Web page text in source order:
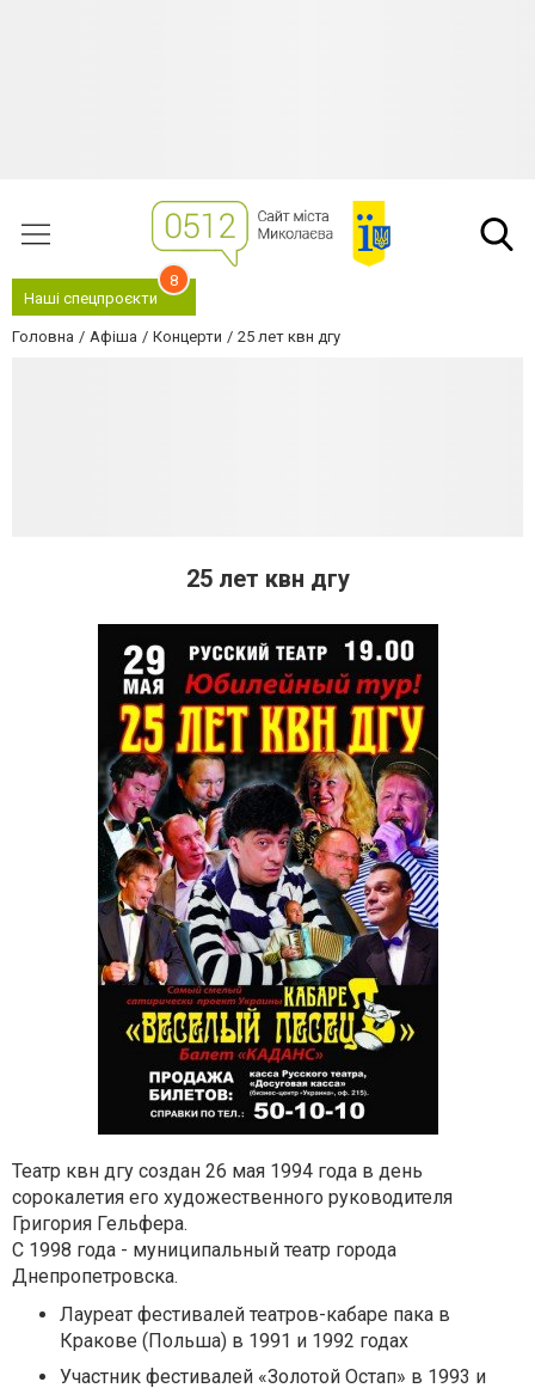
Наші спецпроєкти
8
Головна Афіша Концерти 25 лет квн дгу
25 лет квн дгу
Театр квн дгу создан 26 мая 1994 года в день
сорокалетия его художественного руководителя
Григория Гельфера.
С 1998 года - муниципальный театр города
Днепропетровска.
Лауреат фестивалей театров-кабаре пака в
Кракове (Польша) в 1991 и 1992 годах
Участник фестивалей «Золотой Остап» в 1993 и